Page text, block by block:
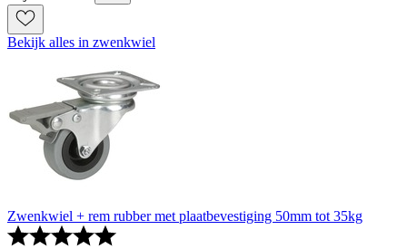
Bekijk alles in zwenkwiel
Zwenkwiel + rem rubber met plaatbevestiging 50mm tot 35kg